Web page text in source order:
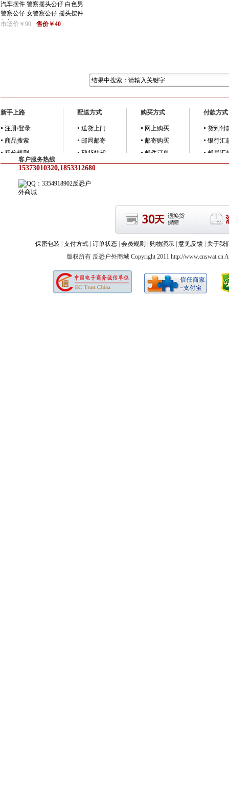
汽车摆件 警察摇头公仔 白色男
警察公仔 女警察公仔 摇头摆件
包邮
市场价￥90 售价￥40
新手上路
注册/登录
商品搜索
积分规则
配送方式
送货上门
邮局邮寄
EMS快递
购买方式
网上购买
邮寄购买
邮件订单
付款方式
货到付
银行汇
邮局汇
客户服务热线
15373010320,18533126805
反恐户
外商城
保密包装 支付方式 订单状态 会员规则 购物演示 意见反馈
关于我
版权所有 反恐户外商城 Copyright 2011 http://www.cnswat.cn